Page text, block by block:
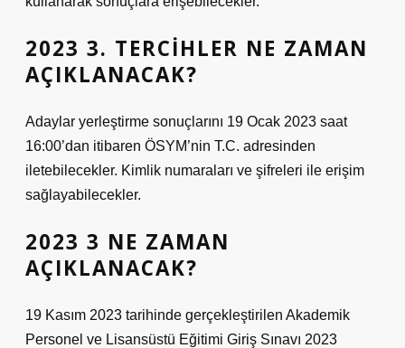
2023 3. TERCIHLER NE ZAMAN
AÇIKLANACAK?
Adaylar yerleştirme sonuçlarını 19 Ocak 2023 saat
16:00’dan itibaren ÖSYM’nin T.C. adresinden
iletebilecekler. Kimlik numaraları ve şifreleri ile erişim
sağlayabilecekler.
2023 3 NE ZAMAN
AÇIKLANACAK?
19 Kasım 2023 tarihinde gerçekleştirilen Akademik
Personel ve Lisansüstü Eğitimi Giriş Sınavı 2023